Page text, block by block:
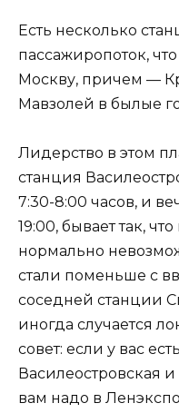
Есть несколько
пассажиропоток,
Москву, причем —
Мавзолей в былые
Лидерство в этом
станция
7:30-8:00 часов, и
19:00, бывает так,
нормально
стали поменьше с
соседней станции
иногда случается
совет: если у вас
Василеостровская
вам надо в